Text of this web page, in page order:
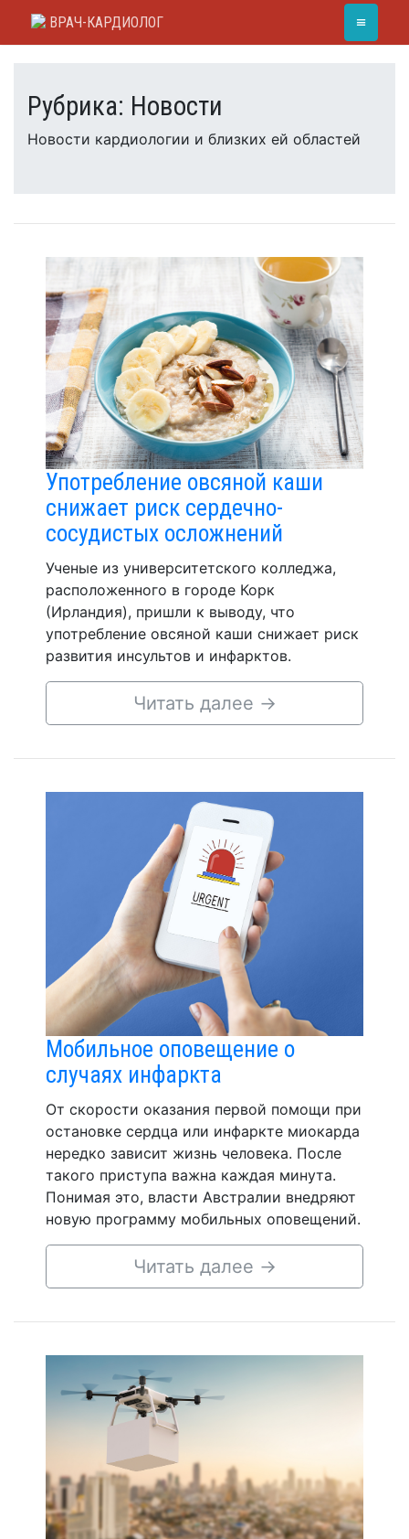
ВРАЧ-КАРДИОЛОГ ≡
Рубрика: Новости
Новости кардиологии и близких ей областей
Употребление овсяной каши
снижает риск сердечно-
сосудистых осложнений
Ученые из университетского колледжа,
расположенного в городе Корк
(Ирландия), пришли к выводу, что
употребление овсяной каши снижает риск
развития инсультов и инфарктов.
Читать далее →
Мобильное оповещение о
случаях инфаркта
От скорости оказания первой помощи при
остановке сердца или инфаркте миокарда
нередко зависит жизнь человека. После
такого приступа важна каждая минута.
Понимая это, власти Австралии внедряют
новую программу мобильных оповещений.
Читать далее →